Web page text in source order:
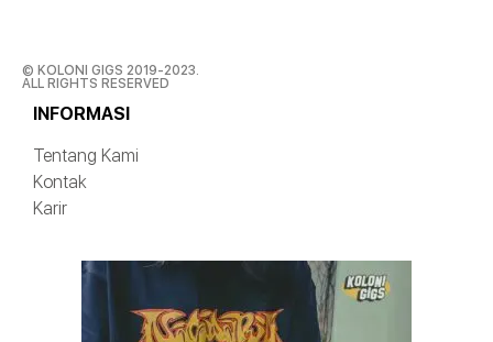
© KOLONI GIGS 2019-2023.
ALL RIGHTS RESERVED
INFORMASI
Tentang Kami
Kontak
Karir